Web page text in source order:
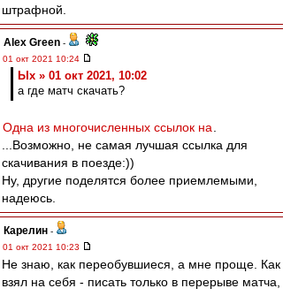
штрафной.
Alex Green -
01 окт 2021 10:24
Ых » 01 окт 2021, 10:02
а где матч скачать?
Одна из многочисленных ссылок на
...Возможно, не самая лучшая ссылка для
скачивания в поезде:))
Ну, другие поделятся более приемлемыми,
надеюсь.
Карелин -
01 окт 2021 10:23
Не знаю, как переобувшиеся, а мне проще. Как
взял на себя - писать только в перерыве матча,